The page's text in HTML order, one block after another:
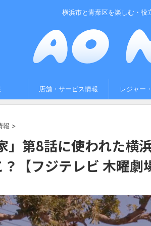
横浜市と青葉区を楽しむ・役
店舗・サービス情報 レジャー
報 >
」第8話に使われた横
【フジテレビ 木曜劇